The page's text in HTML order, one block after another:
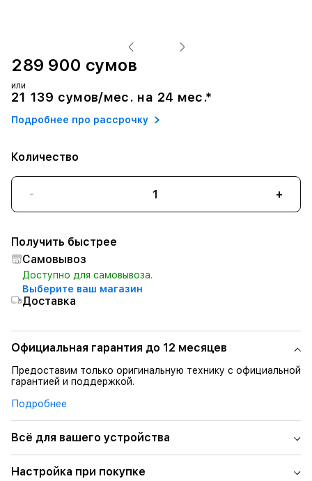
289 900 сумов
или
21 139 сумов/мес. на 24 мес.*
Подробнее про рассрочку
Количество
- +
Получить быстрее
Самовывоз
Доступно для самовывоза.
Выберите ваш магазин
Доставка
Официальная гарантия до 12 месяцев
Предоставим только оригинальную технику с официальной
гарантией и поддержкой.
Подробнее
Всё для вашего устройства
Настройка при покупке